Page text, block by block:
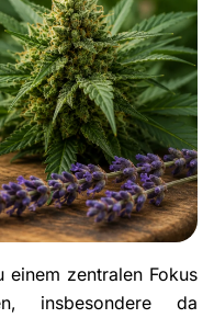
zentralen Fokus
insbesondere da